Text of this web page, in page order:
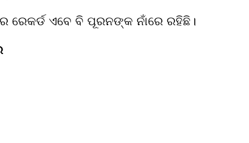
ରେକର୍ଡ ଏବେ ବି ପୂରନଙ୍କ ନାଁରେ ରହିଛି।